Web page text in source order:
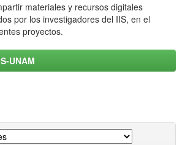
materiales y recursos digitales
por los investigadores del IIS, en el
proyectos.
UNAM